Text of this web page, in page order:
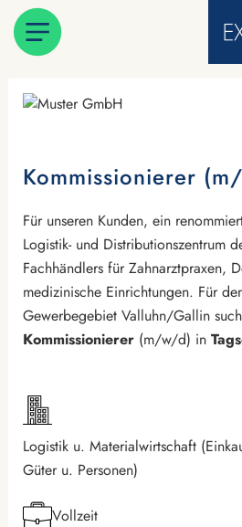
Kommissionierer
Logistik u. Materialwirtschaft
Güter u. Personen)
Vollzeit
Für unseren Kunden, ein
Logistik- und Distributionszentrum
Fachhändlers für Zahnarztpraxen,
medizinische Einrichtungen. Für
Gewerbegebiet Valluhn/Gallin
Kommissionierer(m/w/d) in